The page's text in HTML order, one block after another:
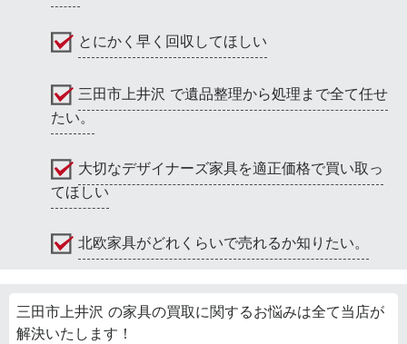
とにかく早く回収してほしい
三田市上井沢 で遺品整理から処理まで全て任せ
たい。
大切なデザイナーズ家具を適正価格で買い取っ
てほしい
北欧家具がどれくらいで売れるか知りたい。
三田市上井沢 の家具の買取に関するお悩みは全て当店が
解決いたします！